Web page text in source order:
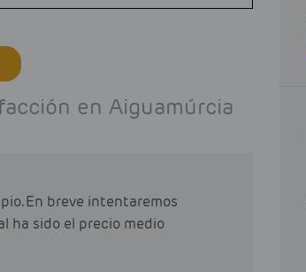
en Aiguamúrcia
En breve intentaremos
ha sido el precio medio